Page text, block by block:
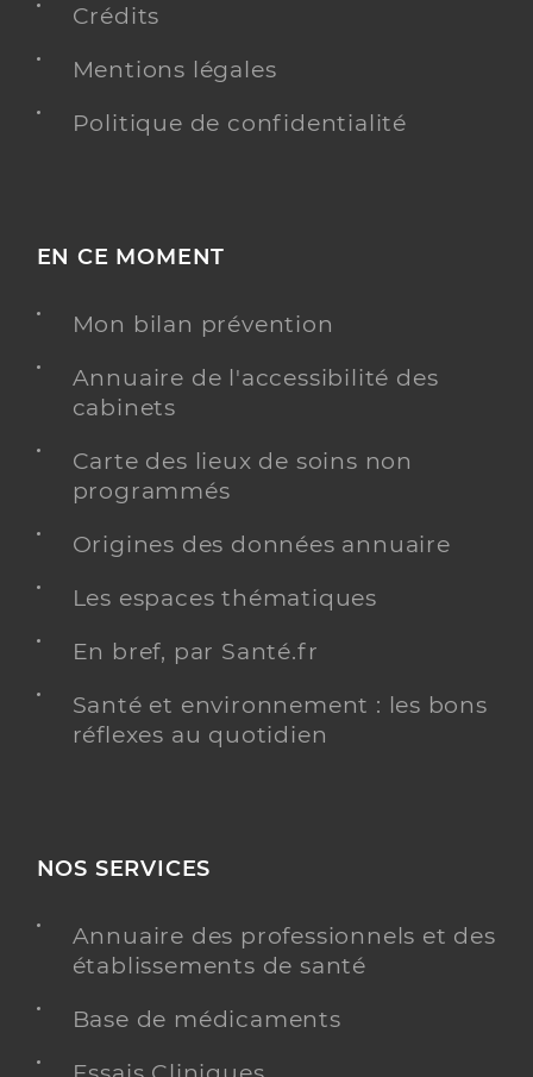
Crédits
Mentions légales
Politique de confidentialité
EN CE MOMENT
Mon bilan prévention
Annuaire de l'accessibilité des
cabinets
Carte des lieux de soins non
programmés
Origines des données annuaire
Les espaces thématiques
En bref, par Santé.fr
Santé et environnement : les bons
réflexes au quotidien
NOS SERVICES
Annuaire des professionnels et des
établissements de santé
Base de médicaments